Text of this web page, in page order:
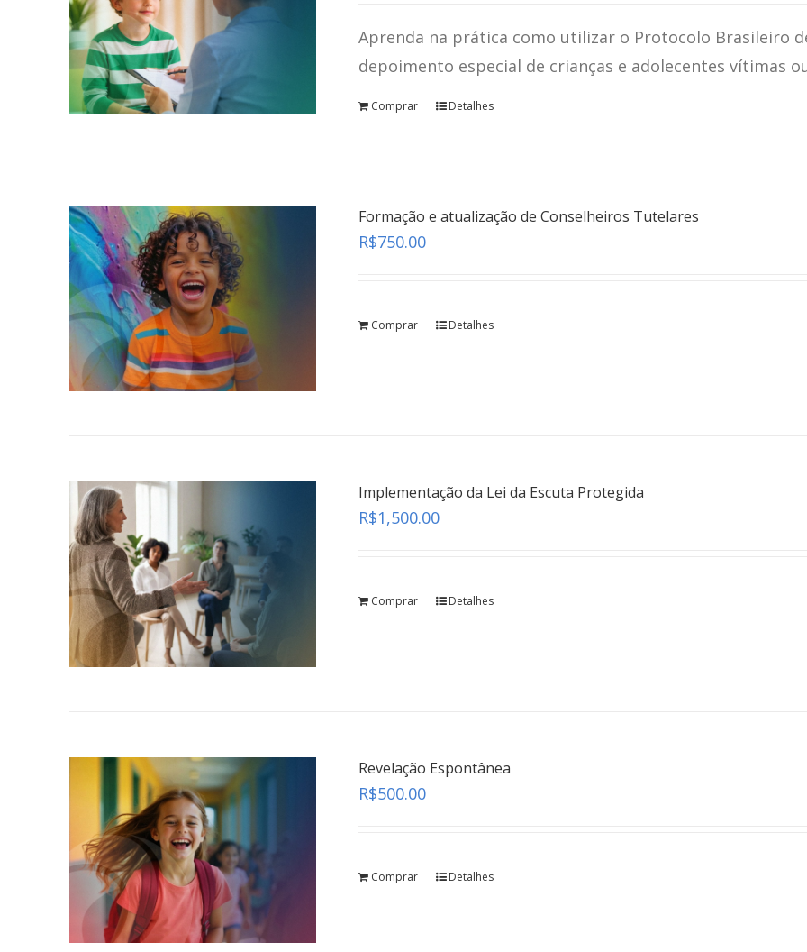
Aprenda na prática como utilizar o Protocolo Brasileiro
depoimento especial de crianças e adolecentes vítimas
Comprar Detalhes
Formação e atualização de Conselheiros Tutelares
R$750.00
Comprar Detalhes
Implementação da Lei da Escuta Protegida
R$1,500.00
Comprar Detalhes
Revelação Espontânea
R$500.00
Comprar Detalhes